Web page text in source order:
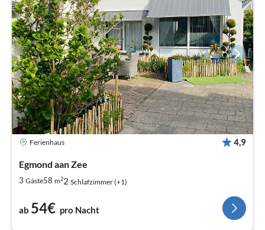
Ferienhaus 4,9
Egmond aan Zee
3 Gäste58 m22 Schlafzimmer (+1)
ab 54€ pro Nacht